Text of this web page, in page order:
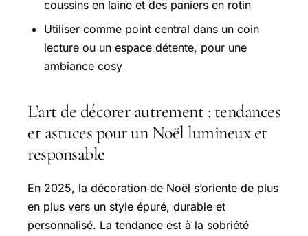
coussins en laine et des paniers en rotin
Utiliser comme point central dans un coin
lecture ou un espace détente, pour une
ambiance cosy
L’art de décorer autrement : tendances
et astuces pour un Noël lumineux et
responsable
En 2025, la décoration de Noël s’oriente de plus
en plus vers un style épuré, durable et
personnalisé. La tendance est à la sobriété